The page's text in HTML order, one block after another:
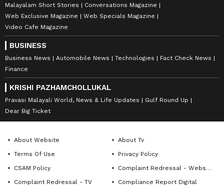
Malayalam Short Stories
Conversations Magazine
Web Exclusive Magazine
Web Specials Magazine
Video Cafe Magazine
BUSINESS
Business News Automobile News Technologies
Fact Check News
Finance
KRISHI PAZHAMCHOLLUKAL
Pravasi Malayali World, News & Life Updates
Gulf Round Up
Dear Big Ticket
About Website
About Tv
Terms Of Use
Privacy Policy
CSAM Policy
Complaint Redressal - Website
Complaint Redressal - TV
Compliance Report Digital